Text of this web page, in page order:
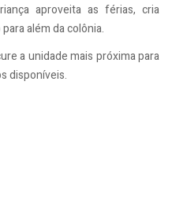
aproveita as férias, cria
além da colônia.
a unidade mais próxima para
disponíveis.